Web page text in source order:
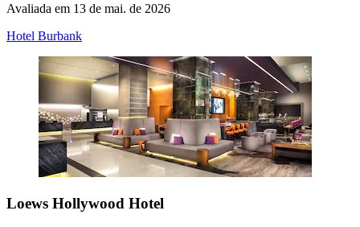
Avaliada em 13 de mai. de 2026
Hotel Burbank
Loews Hollywood Hotel